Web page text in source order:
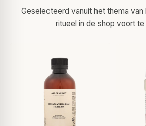
Geselecteerd vanuit het thema van
ritueel in de shop voort